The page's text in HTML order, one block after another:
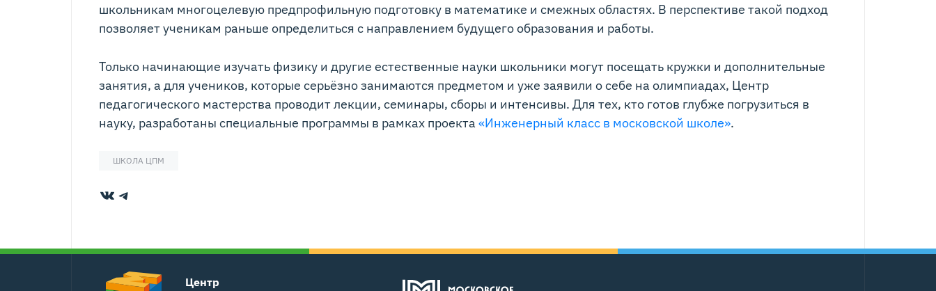
школьникам многоцелевую предпрофильную подготовку в математике и смежных областях. В перспективе такой подход
позволяет ученикам раньше определиться с направлением будущего образования и работы.
Только начинающие изучать физику и другие естественные науки школьники могут посещать кружки и дополнительные
занятия, а для учеников, которые серьёзно занимаются предметом и уже заявили о себе на олимпиадах, Центр
педагогического мастерства проводит лекции, семинары, сборы и интенсивы. Для тех, кто готов глубже погрузиться в
науку, разработаны специальные программы в рамках проекта «Инженерный класс в московской школе».
ШКОЛА ЦПМ
ВКонтакте
Telegram
Центр